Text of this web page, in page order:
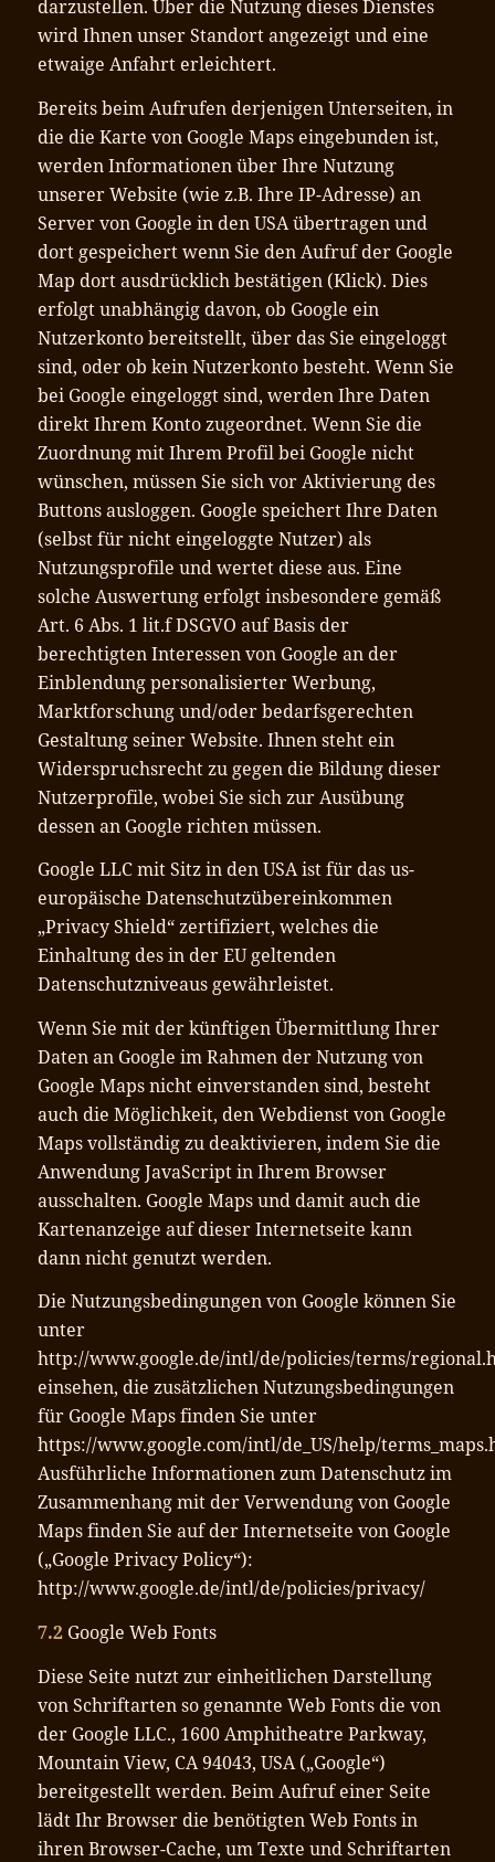
darzustellen. Über die Nutzung dieses Dienstes
wird Ihnen unser Standort angezeigt und eine
etwaige Anfahrt erleichtert.
Bereits beim Aufrufen derjenigen Unterseiten, in
die die Karte von Google Maps eingebunden ist,
werden Informationen über Ihre Nutzung
unserer Website (wie z.B. Ihre IP-Adresse) an
Server von Google in den USA übertragen und
dort gespeichert wenn Sie den Aufruf der Google
Map dort ausdrücklich bestätigen (Klick). Dies
erfolgt unabhängig davon, ob Google ein
Nutzerkonto bereitstellt, über das Sie eingeloggt
sind, oder ob kein Nutzerkonto besteht. Wenn Sie
bei Google eingeloggt sind, werden Ihre Daten
direkt Ihrem Konto zugeordnet. Wenn Sie die
Zuordnung mit Ihrem Profil bei Google nicht
wünschen, müssen Sie sich vor Aktivierung des
Buttons ausloggen. Google speichert Ihre Daten
(selbst für nicht eingeloggte Nutzer) als
Nutzungsprofile und wertet diese aus. Eine
solche Auswertung erfolgt insbesondere gemäß
Art. 6 Abs. 1 lit.f DSGVO auf Basis der
berechtigten Interessen von Google an der
Einblendung personalisierter Werbung,
Marktforschung und/oder bedarfsgerechten
Gestaltung seiner Website. Ihnen steht ein
Widerspruchsrecht zu gegen die Bildung dieser
Nutzerprofile, wobei Sie sich zur Ausübung
dessen an Google richten müssen.
Google LLC mit Sitz in den USA ist für das us-
europäische Datenschutzübereinkommen
„Privacy Shield“ zertifiziert, welches die
Einhaltung des in der EU geltenden
Datenschutzniveaus gewährleistet.
Wenn Sie mit der künftigen Übermittlung Ihrer
Daten an Google im Rahmen der Nutzung von
Google Maps nicht einverstanden sind, besteht
auch die Möglichkeit, den Webdienst von Google
Maps vollständig zu deaktivieren, indem Sie die
Anwendung JavaScript in Ihrem Browser
ausschalten. Google Maps und damit auch die
Kartenanzeige auf dieser Internetseite kann
dann nicht genutzt werden.
Die Nutzungsbedingungen von Google können Sie
unter
http://www.google.de/intl/de/policies/terms/
einsehen, die zusätzlichen Nutzungsbedingungen
für Google Maps finden Sie unter
https://www.google.com/intl/de_US/help/
Ausführliche Informationen zum Datenschutz im
Zusammenhang mit der Verwendung von Google
Maps finden Sie auf der Internetseite von Google
(„Google Privacy Policy“):
http://www.google.de/intl/de/policies/privacy/
7.2Google Web Fonts
Diese Seite nutzt zur einheitlichen Darstellung
von Schriftarten so genannte Web Fonts die von
der Google LLC., 1600 Amphitheatre Parkway,
Mountain View, CA 94043, USA („Google“)
bereitgestellt werden. Beim Aufruf einer Seite
lädt Ihr Browser die benötigten Web Fonts in
ihren Browser-Cache, um Texte und Schriftarten